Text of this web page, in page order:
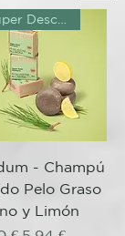
- Champú
Pelo Graso
y Limón